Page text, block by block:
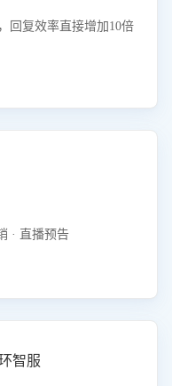
回复效率直接增加10倍
· 直播预告
智服